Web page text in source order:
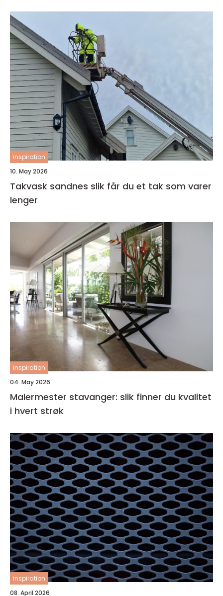
inspiration
10. May 2026
Takvask sandnes slik får du et tak som varer
lenger
inspiration
04. May 2026
Malermester stavanger: slik finner du kvalitet
i hvert strøk
inspiration
08. April 2026